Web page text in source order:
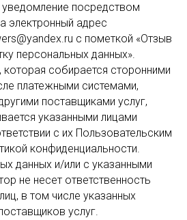
посредством
электронный адрес
с пометкой «Отзыв
персональных данных».
собирается сторонними
платежными системами,
поставщиками услуг,
указанными лицами
с их Пользовательским
конфиденциальности.
данных и/или с указанными
не несет ответственность
в том числе указанных
услуг.